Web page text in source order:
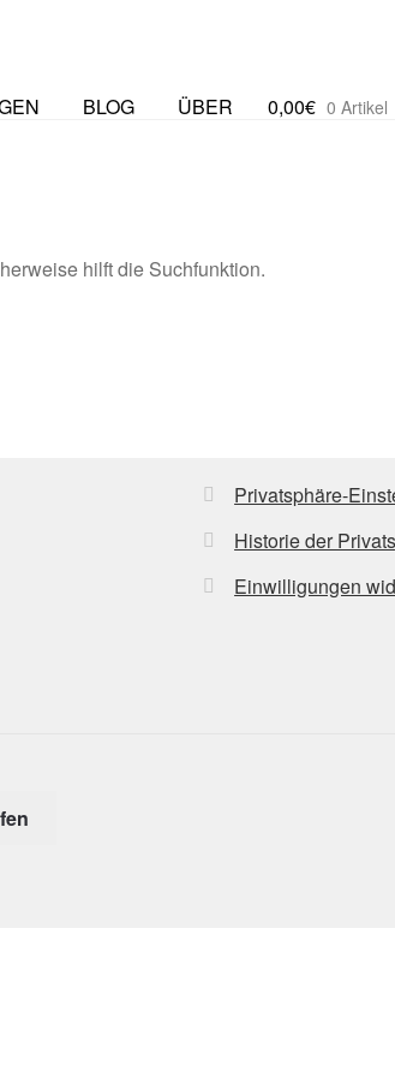
BLOG ÜBER 0,00€ 0 Artikel
hilft die Suchfunktion.
Privatsphäre-
Historie der
Einwilligungen